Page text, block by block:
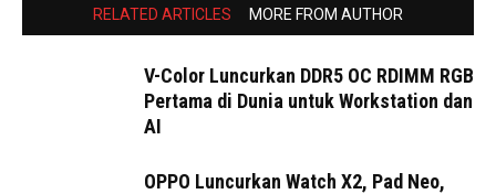
RELATED ARTICLES MORE FROM AUTHOR
V-Color Luncurkan DDR5 OC RDIMM RGB
Pertama di Dunia untuk Workstation dan
AI
OPPO Luncurkan Watch X2, Pad Neo,